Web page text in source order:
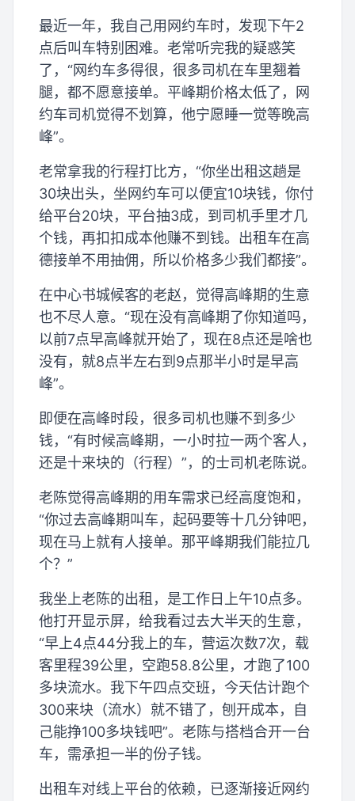
最近一年，我自己用网约车时，发现下午2
点后叫车特别困难。老常听完我的疑惑笑
了，“网约车多得很，很多司机在车里翘着
腿，都不愿意接单。平峰期价格太低了，网
约车司机觉得不划算，他宁愿睡一觉等晚高
峰”。
老常拿我的行程打比方，“你坐出租这趟是
30块出头，坐网约车可以便宜10块钱，你付
给平台20块，平台抽3成，到司机手里才几
个钱，再扣扣成本他赚不到钱。出租车在高
德接单不用抽佣，所以价格多少我们都接”。
在中心书城候客的老赵，觉得高峰期的生意
也不尽人意。“现在没有高峰期了你知道吗，
以前7点早高峰就开始了，现在8点还是啥也
没有，就8点半左右到9点那半小时是早高
峰”。
即便在高峰时段，很多司机也赚不到多少
钱，“有时候高峰期，一小时拉一两个客人，
还是十来块的（行程）”，的士司机老陈说。
老陈觉得高峰期的用车需求已经高度饱和，
“你过去高峰期叫车，起码要等十几分钟吧，
现在马上就有人接单。那平峰期我们能拉几
个？”
我坐上老陈的出租，是工作日上午10点多。
他打开显示屏，给我看过去大半天的生意，
“早上4点44分我上的车，营运次数7次，载
客里程39公里，空跑58.8公里，才跑了100
多块流水。我下午四点交班，今天估计跑个
300来块（流水）就不错了，刨开成本，自
己能挣100多块钱吧”。老陈与搭档合开一台
车，需承担一半的份子钱。
出租车对线上平台的依赖，已逐渐接近网约